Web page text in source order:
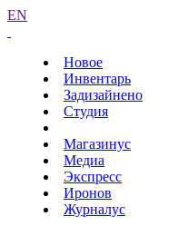
EN
Новое
Инвентарь
Задизайнено
Студия
Магазинус
Медиа
Экспресс
Иронов
Журналус